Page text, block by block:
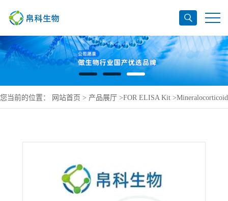
您当前的位置： 网站首页 > 产品展厅 >FOR ELISA Kit >Mineralocorticoid